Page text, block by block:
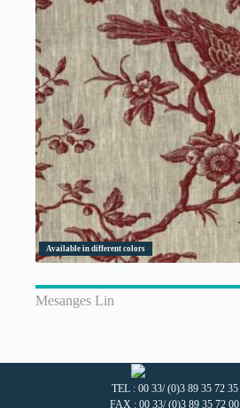
Available in different colors
Mesanges Lin
TEL : 00 33/ (0)3 89 35 72 35
FAX : 00 33/ (0)3 89 35 72 00